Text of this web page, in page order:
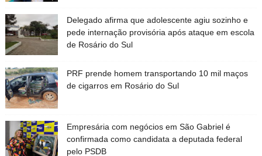
Delegado afirma que adolescente agiu sozinho e
pede internação provisória após ataque em escola
de Rosário do Sul
PRF prende homem transportando 10 mil maços
de cigarros em Rosário do Sul
Empresária com negócios em São Gabriel é
confirmada como candidata a deputada federal
pelo PSDB